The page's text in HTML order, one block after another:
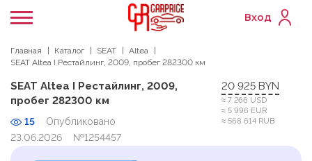
Вход
Главная Каталог SEAT
Altea
SEAT Altea I Рестайлинг, 2009, пробег 282300 км
SEAT Altea I Рестайлинг, 2009,
пробег 282300 км
15
Опубликовано
23.06.2026
№1254457
20 925 BYN
≈ 7 266 USD
≈ 5 996 EUR
≈ 568 614 RUB